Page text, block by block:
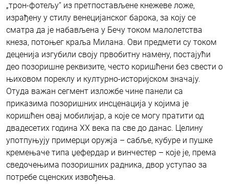
„трон-фотељу“ из претпостављене кнежеве ложе,
израђену у стилу венецијанског барока, за коју се
сматра да је набављена у Бечу током малолетства
кнеза, потоњег краља Милана. Ови предмети су током
деценија изгубили своју првобитну намену, постајући
део позоришне реквизите, често коришћени без свести о
њиховом пореклу и културно-историјском значају.
Отуда важан сегмент изложбе чине панели са
приказима позоришних инсценација у којима је
коришћен овај мобилијар, а које се могу пратити од
двадесетих година ХХ века па све до данас. Целину
употпуњују примерци оружја – сабље, кубуре и пушке
кремењаче типа џефердар и винчестер – које је, према
сведочењима позоришних радника, двор уступао за
потребе сценских извођења.